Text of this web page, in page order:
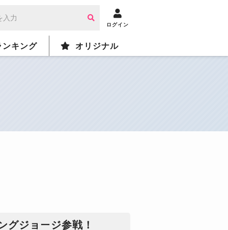
ログイン
ンキング オリジナル
ジョージ参戦！